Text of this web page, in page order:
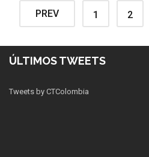
PREV 1 2
ÚLTIMOS TWEETS
Tweets by CTColombia